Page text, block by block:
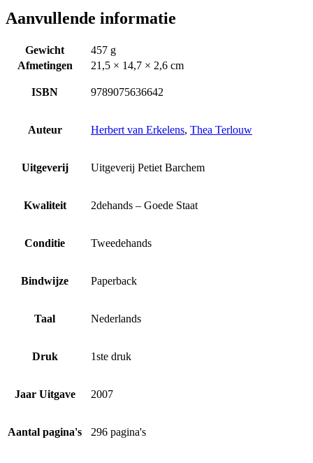
Aanvullende informatie
Gewicht
457 g
Afmetingen
21,5 × 14,7 × 2,6 cm
ISBN 9789075636642
Auteur Herbert van Erkelens, Thea Terlouw
Uitgeverij Uitgeverij Petiet Barchem
Kwaliteit 2dehands – Goede Staat
Conditie Tweedehands
Bindwijze Paperback
Taal Nederlands
Druk 1ste druk
Jaar Uitgave 2007
Aantal pagina's 296 pagina's